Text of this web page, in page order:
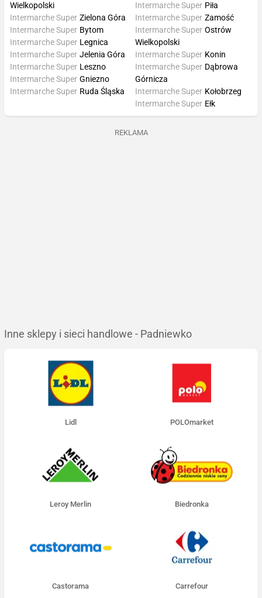
Wielkopolski
Intermarche Super Zielona Góra
Intermarche Super Bytom
Intermarche Super Legnica
Intermarche Super Piła
Intermarche Super Zamość
Intermarche Super Ostrów
Wielkopolski
Intermarche Super Jelenia Góra
Intermarche Super Leszno
Intermarche Super Gniezno
Intermarche Super Ruda Śląska
Intermarche Super Konin
Intermarche Super Dąbrowa
Górnicza
Intermarche Super Kołobrzeg
Intermarche Super Ełk
REKLAMA
Inne sklepy i sieci handlowe - Padniewko
Lidl POLOmarket
Leroy Merlin Biedronka
Castorama Carrefour